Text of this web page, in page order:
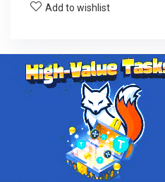
Add to wishlist